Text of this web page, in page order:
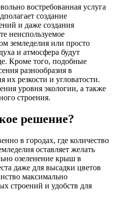
востребованная услуга
создание
и даже создания
неиспользуемое
земледелия или просто
и атмосфера будут
Кроме того, подобные
разнообразия в
их резкости и угловатости.
уровня экологии, а также
строения.
решение?
в городах, где количество
оставляет желать
озеленение крыш в
даже для высадки цветов
максимально
строений и удобств для